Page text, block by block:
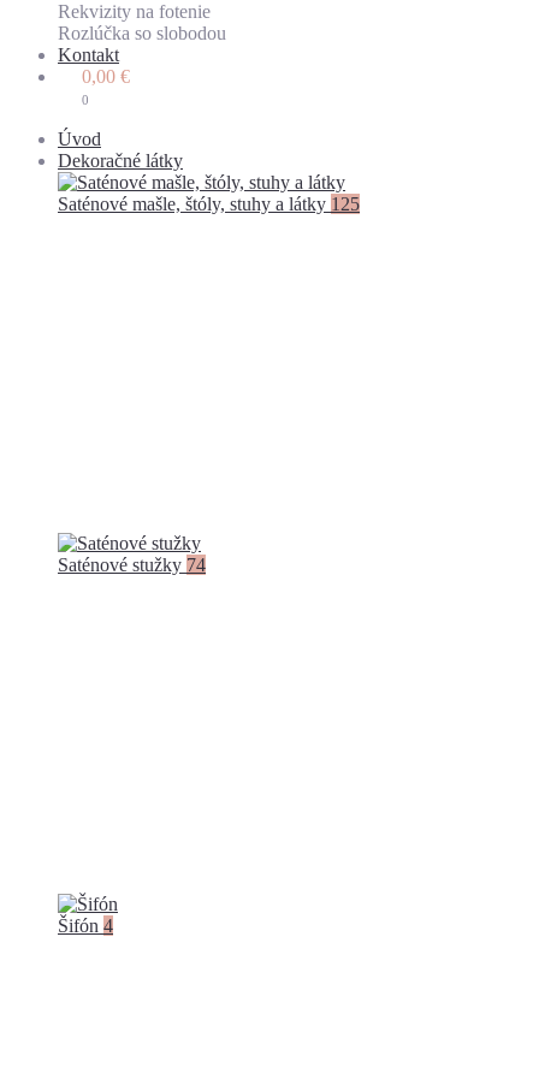
Rekvizity na fotenie
Rozlúčka so slobodou
Kontakt
0,00 €
0
Úvod
Dekoračné látky
Saténové mašle, štóly, stuhy a látky 125
Saténové stužky 74
Šifón 4